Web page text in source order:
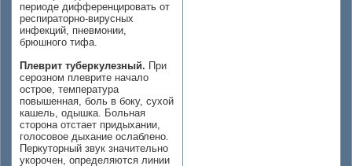
периоде дифференцировать от
респираторно-вирусных
инфекций, пневмонии,
брюшного тифа.
Плеврит туберкулезный. При
серозном плеврите начало
острое, температура
повышенная, боль в боку, сухой
кашель, одышка. Больная
сторона отстает придыхании,
голосовое дыхание ослаблено.
Перкуторный звук значительно
укорочен, определяются линии